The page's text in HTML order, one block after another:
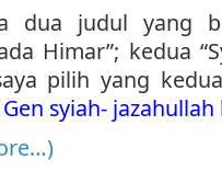
dua judul yang
Himar”; kedua
pilih yang
syiah-